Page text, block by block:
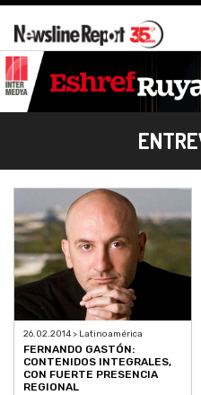
26.02.2014 > Latinoamérica
FERNANDO GASTÓN:
CONTENIDOS INTEGRALES,
CON FUERTE PRESENCIA
REGIONAL